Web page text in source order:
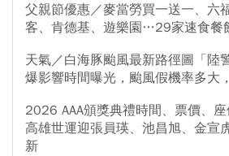
父親節優惠／麥當勞買一送一、六
客、肯德基、遊樂園…29家速食餐
天氣／白海豚颱風最新路徑圖「陸
爆影響時間曝光，颱風假機率多大
2026 AAA頒獎典禮時間、票價、座
高雄世運迎張員瑛、池昌旭、金宣
新